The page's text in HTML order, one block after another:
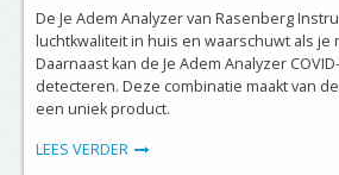
De Je Adem Analyzer van Rasenberg
luchtkwaliteit in huis en waarschuwt als je
Daarnaast kan de Je Adem Analyzer
detecteren. Deze combinatie maakt van
een uniek product.
LEES VERDER